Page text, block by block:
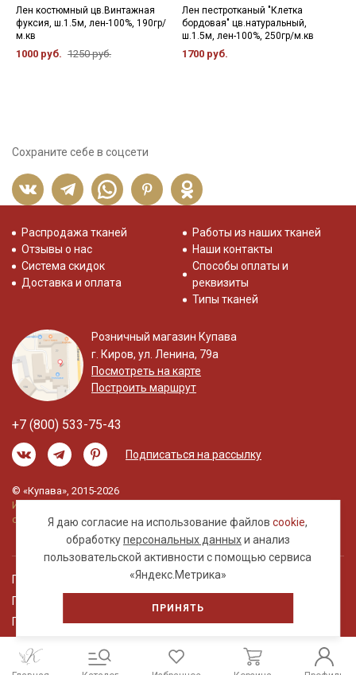
Лен костюмный цв.Винтажная
фуксия, ш.1.5м, лен-100%, 190гр/
м.кв
1000 руб. 1250 руб.
Лен пестротканый "Клетка
бордовая" цв.натуральный,
ш.1.5м, лен-100%, 250гр/м.кв
1700 руб.
Сохраните себе в соцсети
Я даю согласие на использование файловcookie,
обработкуперсональных данныхи анализ
пользовательской активности с помощью сервиса
«Яндекс.Метрика»
ПРИНЯТЬ
Распродажа тканей
Отзывы о нас
Система скидок
Доставка и оплата
Работы из наших тканей
Наши контакты
Способы оплаты и
реквизиты
Типы тканей
Розничный магазин Купава
г. Киров, ул. Ленина, 79а
Посмотреть на карте
Построить маршрут
+7 (800) 533-75-43
Подписаться на рассылку
© «Купава», 2015-2026
Информация на сайте не является публичной
офертой.
Правовая информация
Политика обработки персональных данных
Пользовательское соглашение